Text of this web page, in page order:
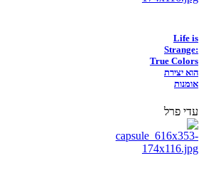
Life is
Strange:
True Colors
הוא יצירת
אומנות
עדי פרל